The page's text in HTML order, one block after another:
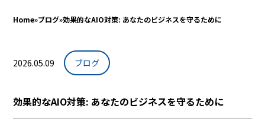
Home»ブログ»効果的なAIO対策: あなたのビジネスを守るために
2026.05.09 ブログ
効果的なAIO対策: あなたのビジネスを守るために